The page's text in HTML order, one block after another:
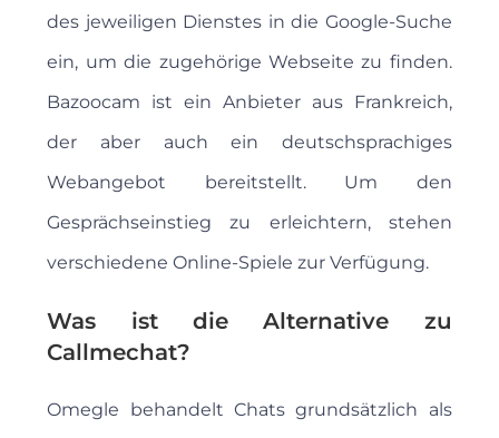
des jeweiligen Dienstes in die Google-Suche
ein, um die zugehörige Webseite zu finden.
Bazoocam ist ein Anbieter aus Frankreich,
der aber auch ein deutschsprachiges
Webangebot bereitstellt. Um den
Gesprächseinstieg zu erleichtern, stehen
verschiedene Online-Spiele zur Verfügung.
Was ist die Alternative zu
Callmechat?
Omegle behandelt Chats grundsätzlich als